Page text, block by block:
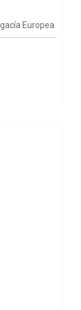
Europea